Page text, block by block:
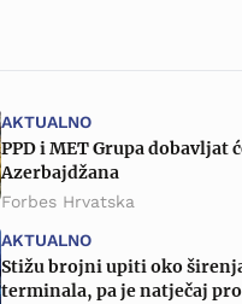
AKTUALNO
PPD i MET Grupa dobavljat
Azerbajdžana
Forbes Hrvatska
AKTUALNO
Stižu brojni upiti oko
terminala, pa je natječaj